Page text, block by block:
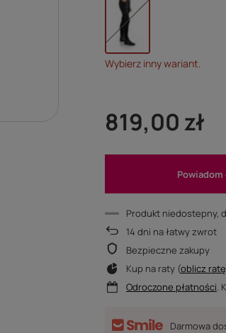
Wybierz inny wariant.
819,00 zł
Produkt niedostepny,
14 dni na łatwy zwrot
Bezpieczne zakupy
Kup na raty (oblicz ratę
Odroczone płatności.
Darmowa